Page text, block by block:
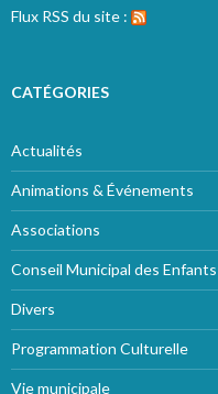
Flux RSS du site :
CATÉGORIES
Actualités
Animations & Événements
Associations
Conseil Municipal des Enfants
Divers
Programmation Culturelle
Vie municipale